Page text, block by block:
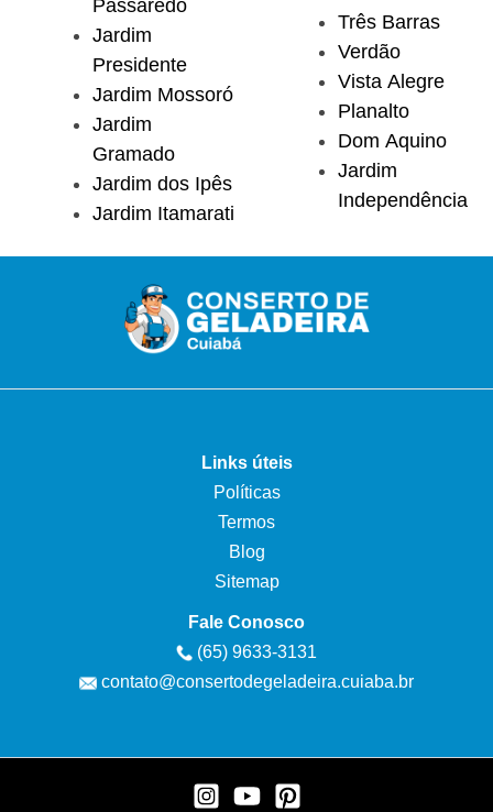
Passaredo
Jardim
Presidente
Jardim Mossoró
Jardim
Gramado
Jardim dos Ipês
Jardim Itamarati
Três Barras
Verdão
Vista Alegre
Planalto
Dom Aquino
Jardim
Independência
Links úteis
Políticas
Termos
Blog
Sitemap
Fale Conosco
(65) 9633-3131
contato@consertodegeladeira.cuiaba.br